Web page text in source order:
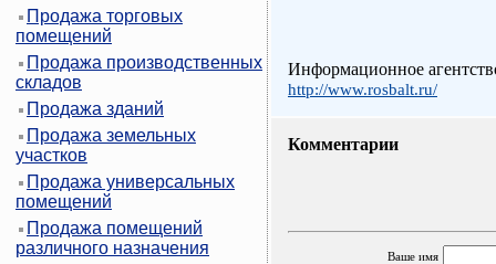
Продажа торговых
помещений
Продажа производственных
складов
Продажа зданий
Продажа земельных
участков
Продажа универсальных
помещений
Продажа помещений
различного назначения
Информационное
http://www.rosbalt.ru/
Комментарии
Ваше имя